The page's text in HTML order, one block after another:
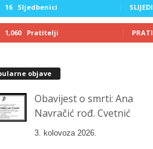
16 Sljedbenici SLIJEDI
1,060 Pratitelji PRATI
objave
Obavijest o smrti: Ana
Navračić rođ. Cvetnić
3. kolovoza 2026.